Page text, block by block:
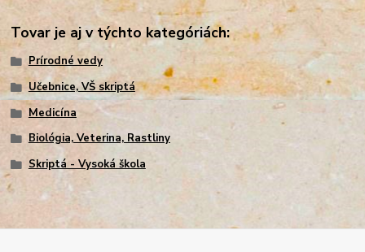
Tovar je aj v týchto kategóriách:
Prírodné vedy
Učebnice, VŠ skriptá
Medicína
Biológia, Veterina, Rastliny
Skriptá - Vysoká škola